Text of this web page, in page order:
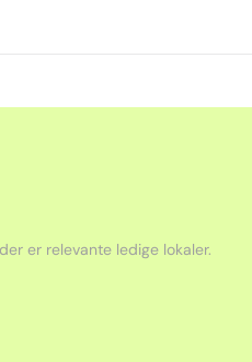
er relevante ledige lokaler.